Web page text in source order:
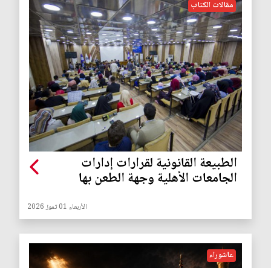
مقالات الكتاب
الطبيعة القانونية لقرارات إدارات
الجامعات الأهلية وجهة الطعن بها
الأربعاء 01 تموز 2026
عاشوراء